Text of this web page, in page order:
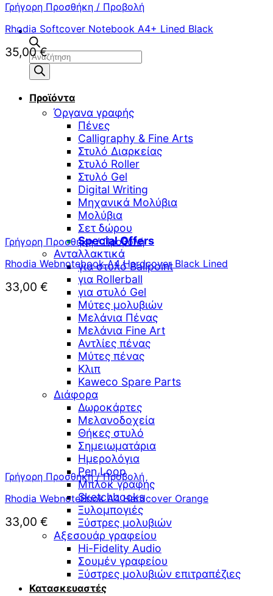
Αναζήτηση
προϊόντων
Προϊόντα
Όργανα γραφής
Πένες
Calligraphy & Fine Arts
Στυλό Διαρκείας
Στυλό Roller
Στυλό Gel
Digital Writing
Μηχανικά Μολύβια
Μολύβια
Σετ δώρου
Special Offers
Ανταλλακτικά
για στυλό Ballpoint
για Rollerball
για στυλό Gel
Μύτες μολυβιών
Μελάνια Πένας
Μελάνια Fine Art
Αντλίες πένας
Μύτες πένας
Κλιπ
Kaweco Spare Parts
Διάφορα
Δωροκάρτες
Μελανοδοχεία
Θήκες στυλό
Σημειωματάρια
Ημερολόγια
Pen Loop
Μπλοκ γραφής
Sketchbooks
Ξυλομπογιές
Ξύστρες μολυβιών
Αξεσουάρ γραφείου
Hi-Fidelity Audio
Σουμέν γραφείου
Ξύστρες μολυβιών επιτραπέζιες
Κατασκευαστές
Γρήγορη Προσθήκη / Προβολή
Rhodia Softcover Notebook A4+ Lined Black
35,00€
Γρήγορη Προσθήκη / Προβολή
Rhodia Webnotebook A4 Hardcover Black Lined
33,00 €
Γρήγορη Προσθήκη / Προβολή
Rhodia WebnoteBook A4 Hardcover Orange
33,00 €